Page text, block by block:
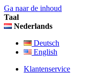
Ga naar de inhoud
Taal
Nederlands
Deutsch
English
Klantenservice